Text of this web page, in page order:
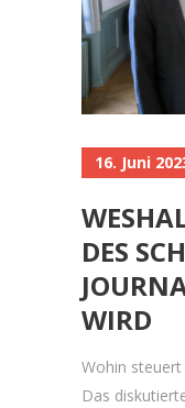
16. Juni
DES
WIRD
Wohin steuert
Das